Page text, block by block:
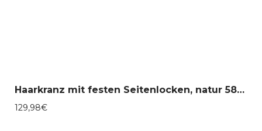
Haarkranz mit festen Seitenlocken, natur 58-30080
129,98€